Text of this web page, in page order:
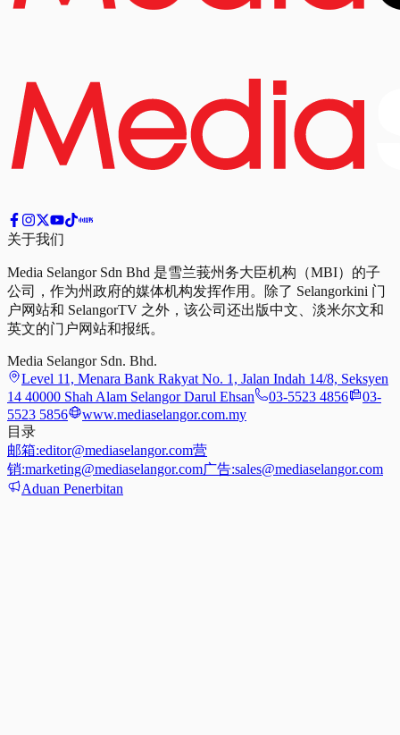
关于我们
Media Selangor Sdn Bhd 是雪兰莪州务大臣机构（MBI）的子
公司，作为州政府的媒体机构发挥作用。除了 Selangorkini 门
户网站和 SelangorTV 之外，该公司还出版中文、淡米尔文和
英文的门户网站和报纸。
Media Selangor Sdn. Bhd.
Level 11, Menara Bank Rakyat No. 1, Jalan Indah 14/8, Seksyen
14 40000 Shah Alam Selangor Darul Ehsan
03-5523 4856
03-
5523 5856
www.mediaselangor.com.my
目录
邮箱:editor@mediaselangor.com营
销:marketing@mediaselangor.com广告:sales@mediaselangor.com
Aduan Penerbitan